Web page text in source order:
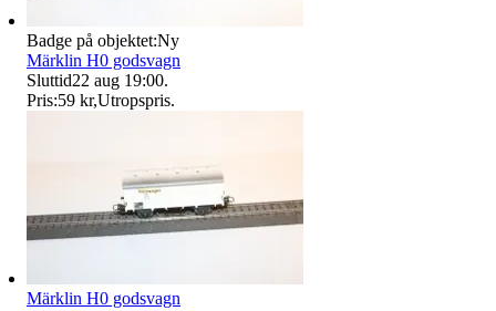
Badge på objektet:Ny
Märklin H0 godsvagn
Sluttid22 aug 19:00.
Pris:59 kr,Utropspris.
Märklin H0 godsvagn